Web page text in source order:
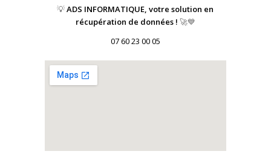
💡ADS INFORMATIQUE, votre solution en
récupération de données ! 🚀💙
07 60 23 00 05